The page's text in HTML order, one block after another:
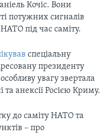
Кочіс. Вони
потужних сигналів
під час саміту.
спеціальну
президенту
увагу звертала
анексії Росією Криму.
до саміту НАТО та
– про